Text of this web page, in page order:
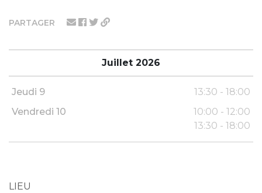
PARTAGER
Juillet 2026
Jeudi 9
13:30 - 18:00
Vendredi 10
10:00 - 12:00
13:30 - 18:00
LIEU